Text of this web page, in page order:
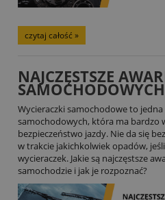
czytaj całość »
NAJCZĘSTSZE
SAMOCHODOWYCH
Wycieraczki samochodowe to
samochodowych, która ma bardzo
bezpieczeństwo jazdy. Nie da się
w trakcie jakichkolwiek opadów,
wycieraczek. Jakie są najczęstsze
samochodzie i jak je rozpoznać?